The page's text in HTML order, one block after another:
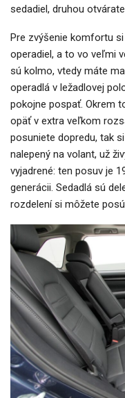
sedadiel, druhou
Pre zvýšenie komfortu
operadiel, a to vo veľmi
sú kolmo, vtedy máte
operadlá v ležadlovej
pokojne pospať. Okrem
opäť v extra veľkom
posuniete dopredu, tak
nalepený na volant, už
vyjadrené: ten posuv je
generácii. Sedadlá sú
rozdelení si môžete